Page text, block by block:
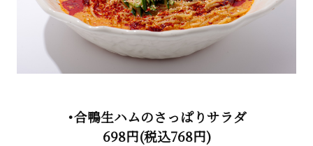
・合鴨生ハムのさっぱりサラダ
698円(税込768円)